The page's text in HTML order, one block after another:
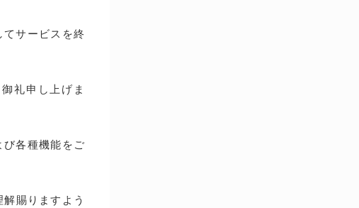
てサービスを終
礼申し上げま
各種機能をご
賜りますよう